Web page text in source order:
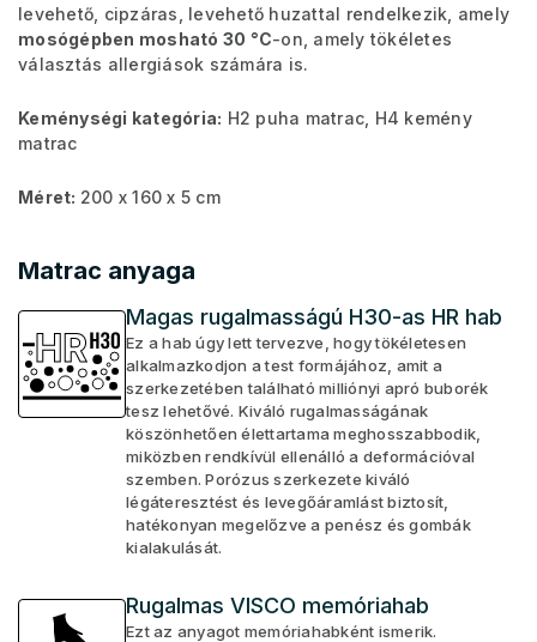
levehető, cipzáras, levehető huzattal rendelkezik, amely
mosógépben mosható 30 °C-on, amely tökéletes
választás allergiások számára is.
Keménységi kategória: H2 puha matrac, H4 kemény
matrac
Méret: 200 x 160 x 5 cm
Matrac anyaga
Magas rugalmasságú H30-as HR hab
Ez a hab úgy lett tervezve, hogy tökéletesen
alkalmazkodjon a test formájához, amit a
szerkezetében található milliónyi apró buborék
tesz lehetővé. Kiváló rugalmasságának
köszönhetően élettartama meghosszabbodik,
miközben rendkívül ellenálló a deformációval
szemben. Porózus szerkezete kiváló
légáteresztést és levegőáramlást biztosít,
hatékonyan megelőzve a penész és gombák
kialakulását.
Rugalmas VISCO memóriahab
Ezt az anyagot memóriahabként ismerik.